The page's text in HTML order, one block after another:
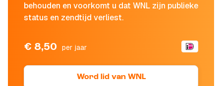
behouden en voorkomt u dat WNL zijn publieke
status en zendtijd verliest.
€ 8,50 per jaar
Word lid van WNL